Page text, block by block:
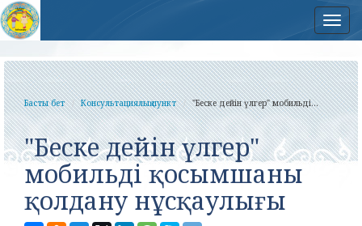
Басты бет Консультациялық пункт "Беске дейін үлгер" мобильді...
"Беске дейін үлгер"
мобильді қосымшаны
қолдану нұсқаулығы